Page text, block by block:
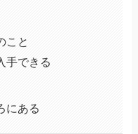
こと
手できる
にある